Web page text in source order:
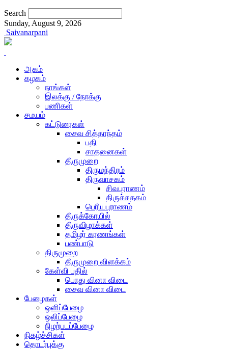
Search
Sunday, August 9, 2026
Saivanarpani
அகம்
கழகம்
நாங்கள்
இலக்கு / நோக்கு
பணிகள்
சமயம்
கட்டுரைகள்
சைவ சித்தாந்தம்
பதி
சாதனைகள்
திருமுறை
திருமந்திரம்
திருவாசகம்
சிவபுராணம்
திருச்சதகம்
பெரியபுராணம்
திருக்கோயில்
திருவிழாக்கள்
தமிழர் கரணங்கள்
பண்பாடு
திருமுறை
திருமுறை விளக்கம்
கேள்வி பதில்
பொது வினா விடை
சைவ வினா விடை
பேழைகள்
ஒளிப்பேழை
ஒலிப்பேழை
நிழற்படப்பேழை
நிகழ்ச்சிகள்
தொடர்புக்கு